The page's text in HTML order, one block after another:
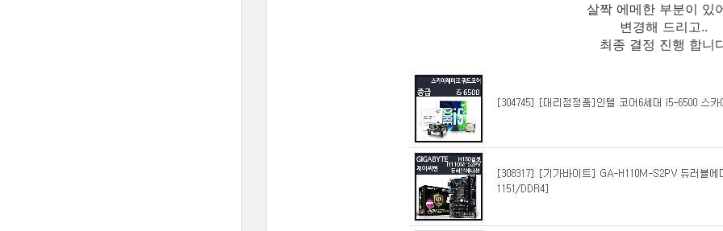
살짝 에메한 부분이 있
변경해 드리고..
최종 결정 진행 합니